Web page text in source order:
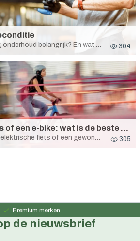
Waarom is regelmatig onderhoud belangrijk? En wat kan je zelf doen? Je ontdekt het hier. 304
Een gewone fiets of een e-bike: wat is de beste keuze?
Twijfel je tussen een elektrische fiets of een gewone stadsfiets? Alles hangt natuurlijk af van jouw unieke situatie. 305
Premium merken
Persoonlijk advies
de nieuwsbrief